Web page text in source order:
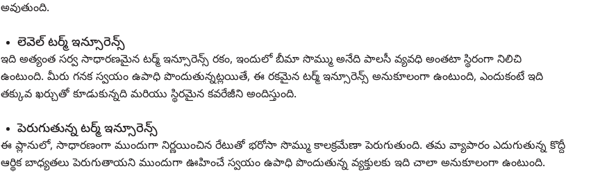
అవుతుంది.
లెవెల్ టర్మ్ ఇన్సూరెన్స్
ఇది అత్యంత సర్వ సాధారణమైన టర్మ్ ఇన్సూరెన్స్ రకం, ఇందులో బీమా సొమ్ము అనేది పాలసీ వ్యవధి అంతటా స్థిరంగా నిలిచి
ఉంటుంది. మీరు గనక స్వయం ఉపాధి పొందుతున్నట్లయితే, ఈ రకమైన టర్మ్ ఇన్సూరెన్స్ అనుకూలంగా ఉంటుంది, ఎందుకంటే ఇది
తక్కువ ఖర్చుతో కూడుకున్నది మరియు స్థిరమైన కవరేజీని అందిస్తుంది.
పెరుగుతున్న టర్మ్ ఇన్సూరెన్స్
ఈ ప్లానులో, సాధారణంగా ముందుగా నిర్ణయించిన రేటుతో భరోసా సొమ్ము కాలక్రమేణా పెరుగుతుంది. తమ వ్యాపారం ఎదుగుతున్న కొద్దీ
ఆర్థిక బాధ్యతలు పెరుగుతాయని ముందుగా ఊహించే స్వయం ఉపాధి పొందుతున్న వ్యక్తులకు ఇది చాలా అనుకూలంగా ఉంటుంది.